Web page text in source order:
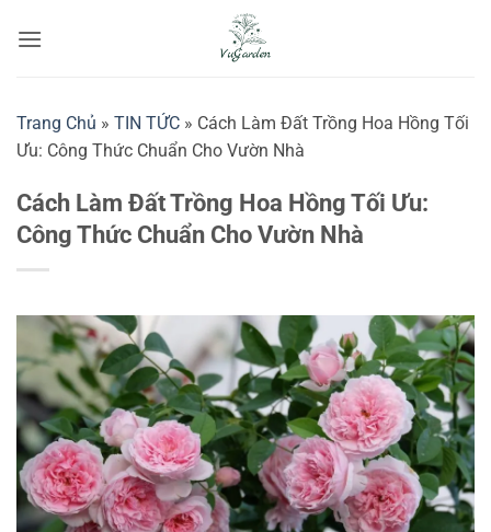
qua
Trang Chủ » TIN TỨC » Cách Làm Đất Trồng Hoa Hồng Tối
Ưu: Công Thức Chuẩn Cho Vườn Nhà
Cách Làm Đất Trồng Hoa Hồng Tối Ưu:
Công Thức Chuẩn Cho Vườn Nhà